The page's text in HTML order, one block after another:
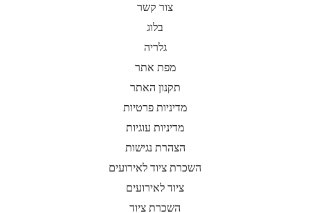
צור קשר
בלוג
גלריה
מפת אתר
תקנון האתר
מדיניות פרטיות
מדיניות עוגיות
הצהרת נגישות
השכרת ציוד לאירועים
ציוד לאירועים
השכרת ציוד